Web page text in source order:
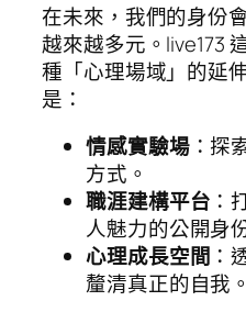
在未來，我們的身份
越來越多元。live173
種「心理場域」的延
是：
情感實驗場：探
方式。
職涯建構平台 ：
人魅力的公開身
心理成長空間 ：
釐清真正的自我。